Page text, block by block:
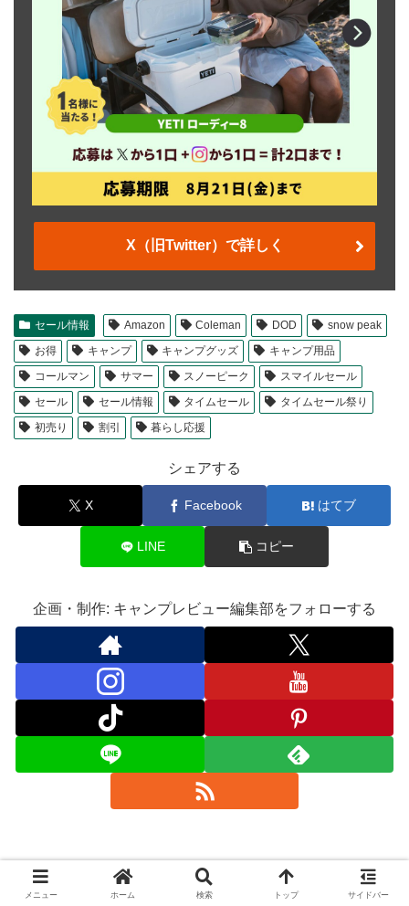
X（旧Twitter）で詳しく
セール情報 Amazon Coleman DOD
snow peak
お得
キャンプ キャンプグッズ
キャンプ用品
コールマン
サマー スノーピーク
スマイルセール
セール
セール情報 タイムセール
タイムセール祭り
初売り
割引 暮らし応援
シェアする
X Facebook はてブ
LINE コピー
企画・制作: キャンプレビュー編集部をフォローする
メニュー ホーム 検索 トップ サイドバー